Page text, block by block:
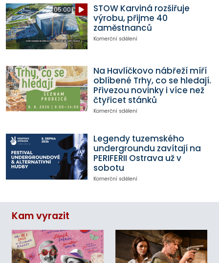
05:00
STOW Karviná rozšiřuje
výrobu, přijme 40
zaměstnanců
Komerční sdělení
Na Havlíčkovo nábřeží míří
oblíbené Trhy, co se hledají.
Přivezou novinky i více než
čtyřicet stánků
Komerční sdělení
Legendy tuzemského
undergroundu zavítají na
PERIFERII Ostrava už v
sobotu
Komerční sdělení
Kam vyrazit